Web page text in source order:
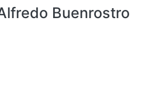
Statistics Buenrostro